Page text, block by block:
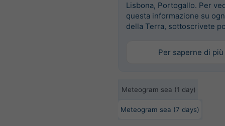
Lisbona, Portogallo. Per
questa informazione su
della Terra, sottoscrivete
Per saperne di più
Meteogram sea (1 day)
Meteogram sea (7 days)